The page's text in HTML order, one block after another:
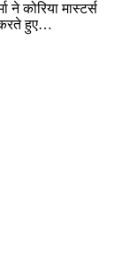
ने कोरिया मास्टर्स
करते हुए…